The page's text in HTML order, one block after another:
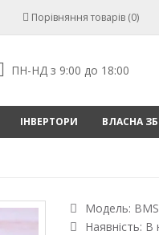
Порівняння товарів (0)
ПН-НД з 9:00 до 18:00
ІНВЕРТОРИ ВЛАСНА
Модель:
Наявність: В